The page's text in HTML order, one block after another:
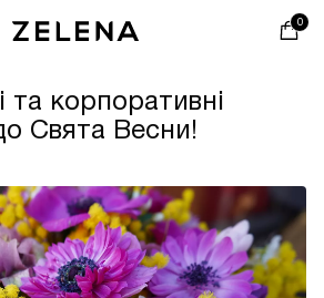
0
та корпоративні
Свята Весни!